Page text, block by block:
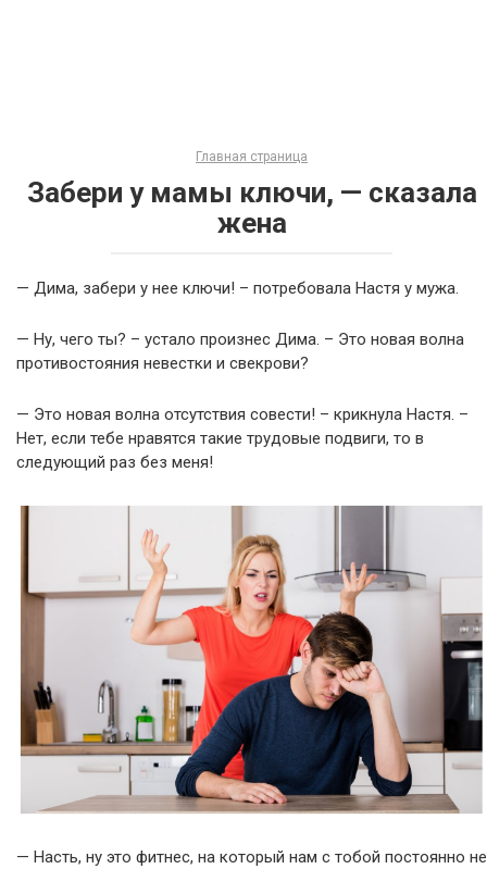
Главная страница
Забери у мамы ключи, — сказала
жена
— Дима, забери у нее ключи! – потребовала Настя у мужа.
— Ну, чего ты? – устало произнес Дима. – Это новая волна
противостояния невестки и свекрови?
— Это новая волна отсутствия совести! – крикнула Настя. –
Нет, если тебе нравятся такие трудовые подвиги, то в
следующий раз без меня!
— Насть, ну это фитнес, на который нам с тобой постоянно не